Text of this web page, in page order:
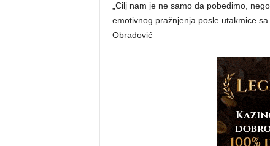
„Cilj nam je ne samo da pobedimo,
emotivnog pražnjenja posle utakmice
Obradović